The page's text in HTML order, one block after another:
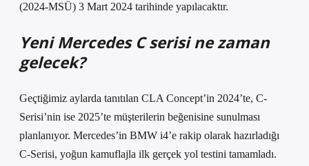
(2024-MSÜ) 3 Mart 2024 tarihinde yapılacaktır.
Yeni Mercedes C serisi ne zaman
gelecek?
Geçtiğimiz aylarda tanıtılan CLA Concept’in 2024’te, C-
Serisi’nin ise 2025’te müşterilerin beğenisine sunulması
planlanıyor. Mercedes’in BMW i4’e rakip olarak hazırladığı
C-Serisi, yoğun kamuflajla ilk gerçek yol testini tamamladı.